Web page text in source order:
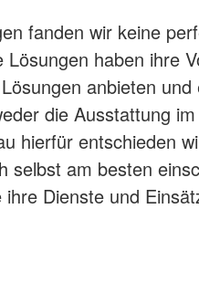
fanden wir keine
haben ihre
anbieten
die Ausstattung
hierfür entschieden
selbst am besten
Dienste und